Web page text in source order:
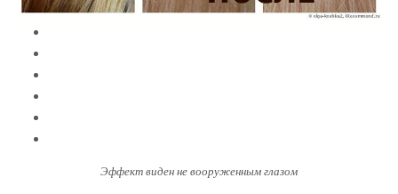
Эффект виден не вооруженным глазом